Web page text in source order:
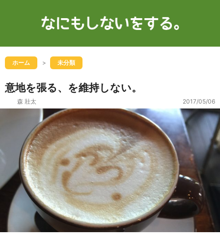
ホーム 未分類
意地を張る、を維持しない。
森 壯太 2017/05/06